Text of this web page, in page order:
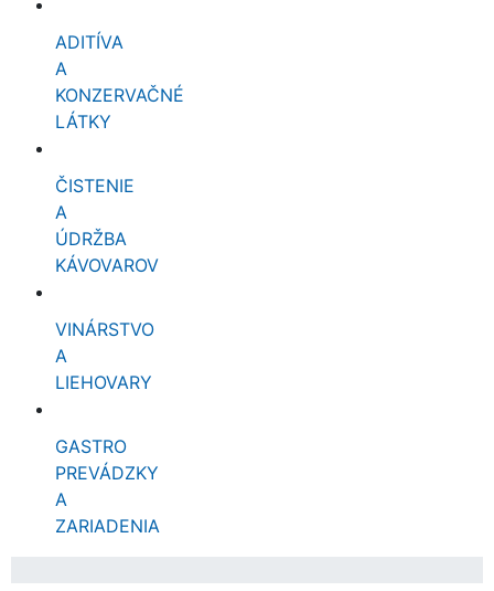
ADITÍVA
A
KONZERVAČNÉ
LÁTKY
ČISTENIE
A
ÚDRŽBA
KÁVOVAROV
VINÁRSTVO
A
LIEHOVARY
GASTRO
PREVÁDZKY
A
ZARIADENIA